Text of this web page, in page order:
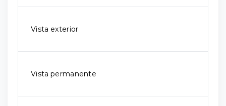
Vista exterior
Vista permanente